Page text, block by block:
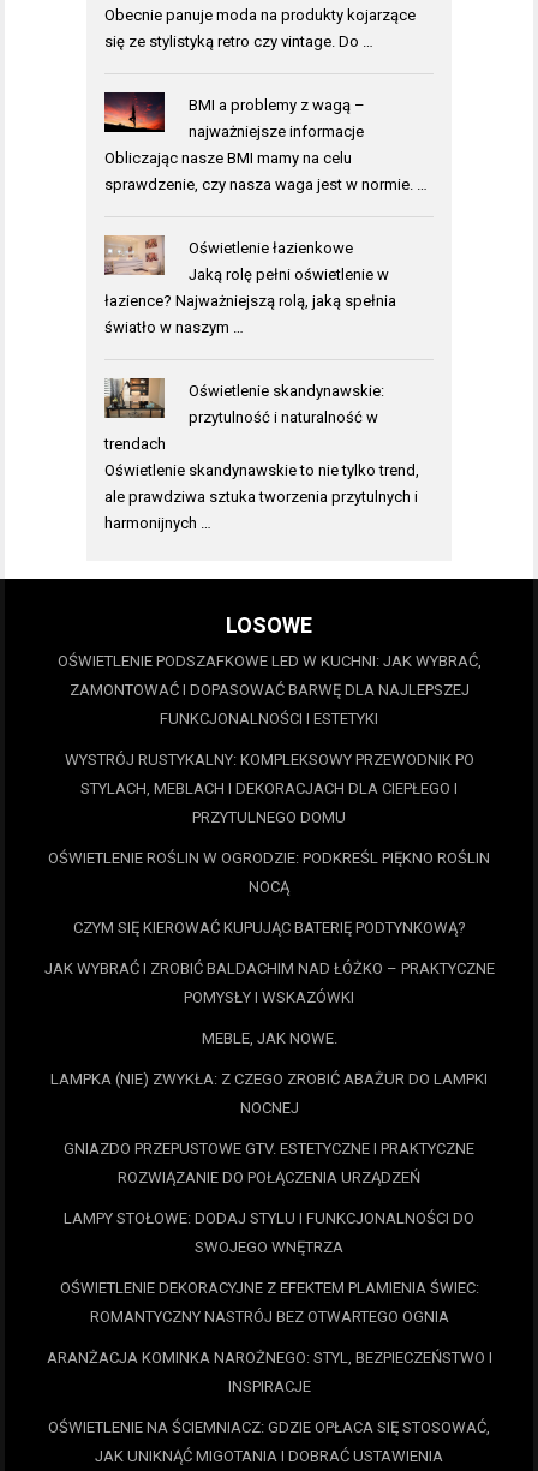
Obecnie panuje moda na produkty kojarzące
się ze stylistyką retro czy vintage. Do …
BMI a problemy z wagą –
najważniejsze informacje
Obliczając nasze BMI mamy na celu
sprawdzenie, czy nasza waga jest w normie. …
Oświetlenie łazienkowe
Jaką rolę pełni oświetlenie w
łazience? Najważniejszą rolą, jaką spełnia
światło w naszym …
Oświetlenie skandynawskie:
przytulność i naturalność w
trendach
Oświetlenie skandynawskie to nie tylko trend,
ale prawdziwa sztuka tworzenia przytulnych i
harmonijnych …
LOSOWE
OŚWIETLENIE PODSZAFKOWE LED W KUCHNI: JAK WYBRAĆ,
ZAMONTOWAĆ I DOPASOWAĆ BARWĘ DLA NAJLEPSZEJ
FUNKCJONALNOŚCI I ESTETYKI
WYSTRÓJ RUSTYKALNY: KOMPLEKSOWY PRZEWODNIK PO
STYLACH, MEBLACH I DEKORACJACH DLA CIEPŁEGO I
PRZYTULNEGO DOMU
OŚWIETLENIE ROŚLIN W OGRODZIE: PODKREŚL PIĘKNO ROŚLIN
NOCĄ
CZYM SIĘ KIEROWAĆ KUPUJĄC BATERIĘ PODTYNKOWĄ?
JAK WYBRAĆ I ZROBIĆ BALDACHIM NAD ŁÓŻKO – PRAKTYCZNE
POMYSŁY I WSKAZÓWKI
MEBLE, JAK NOWE.
LAMPKA (NIE) ZWYKŁA: Z CZEGO ZROBIĆ ABAŻUR DO LAMPKI
NOCNEJ
GNIAZDO PRZEPUSTOWE GTV. ESTETYCZNE I PRAKTYCZNE
ROZWIĄZANIE DO POŁĄCZENIA URZĄDZEŃ
LAMPY STOŁOWE: DODAJ STYLU I FUNKCJONALNOŚCI DO
SWOJEGO WNĘTRZA
OŚWIETLENIE DEKORACYJNE Z EFEKTEM PLAMIENIA ŚWIEC:
ROMANTYCZNY NASTRÓJ BEZ OTWARTEGO OGNIA
ARANŻACJA KOMINKA NAROŻNEGO: STYL, BEZPIECZEŃSTWO I
INSPIRACJE
OŚWIETLENIE NA ŚCIEMNIACZ: GDZIE OPŁACA SIĘ STOSOWAĆ,
JAK UNIKNĄĆ MIGOTANIA I DOBRAĆ USTAWIENIA